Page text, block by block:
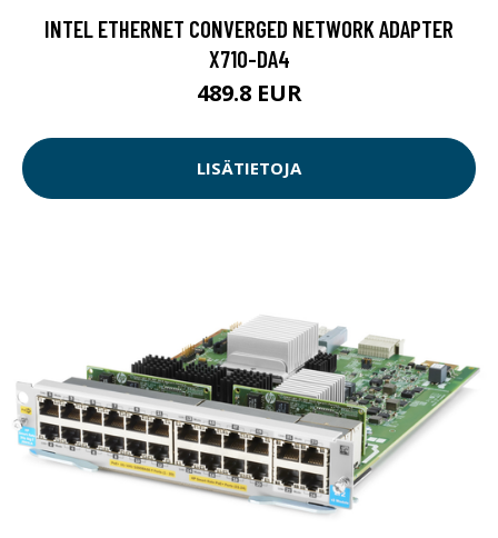
INTEL ETHERNET CONVERGED NETWORK ADAPTER
X710-DA4
489.8 EUR
LISÄTIETOJA